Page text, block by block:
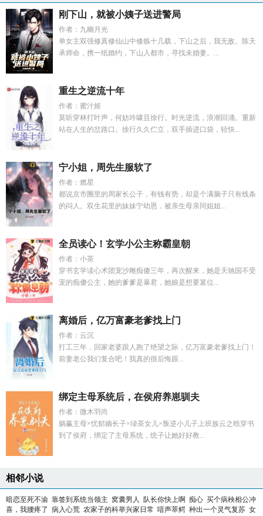
刚下山，就被小姨子送进警局
作者：九幽月光
单女主双强修真修仙山中修炼十几载，下山之后，我无敌。陈天
承师命，携一纸婚约，下山入都市，寻找未婚妻。...
重生之逆流十年
作者：蜜汁姬
莫听穿林打叶声，何妨吟啸且徐行。时光逆流，浪潮回涌。重新
站在人生的岔路口。徐行久久伫立，双手插进口袋，轻快...
宁小姐，周先生服软了
作者：燃星
都说京市圈里的周家长公子，有钱有势，却是个满脑子只有线条
的闷人。双生花里的妹妹宁幼恩，被亲生母亲同姐姐...
全员读心！玄学小公主称霸皇朝
作者：小茶
穿书玄学读心术团宠沙雕痴傻三年，再次醒来，她是天驰国不受
宠的痴傻公主，她的爹爹是暴君，她娘是想要篡位...
离婚后，亿万富豪老爹找上门
作者：云沉
打工三年，回家老婆跟人跑了绝望之际，亿万富豪老爹找上门！
前妻老公我们复合吧！我真的很后悔跟...
绑定主母系统后，在侯府养崽驯夫
作者：微木羽尚
躺赢主母×忧郁嫡长子×绿茶女儿×叛逆小儿子上班族云之晗穿书
到了侯府，绑定了主母系统，统子让她好好教...
相邻小说
暗恋至死不渝 靠签到系统当领主 窝囊男人 队长你快上啊 痴心 买个病秧相公冲
喜，我腰疼了 病入心荒 农家子的科举兴家日常 喑声萃鳄 种出一个灵气复苏 女